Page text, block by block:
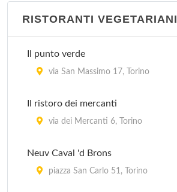
RISTORANTI VEGETARIANI
Il punto verde
via San Massimo 17, Torino
Il ristoro dei mercanti
via dei Mercanti 6, Torino
Neuv Caval 'd Brons
piazza San Carlo 51, Torino